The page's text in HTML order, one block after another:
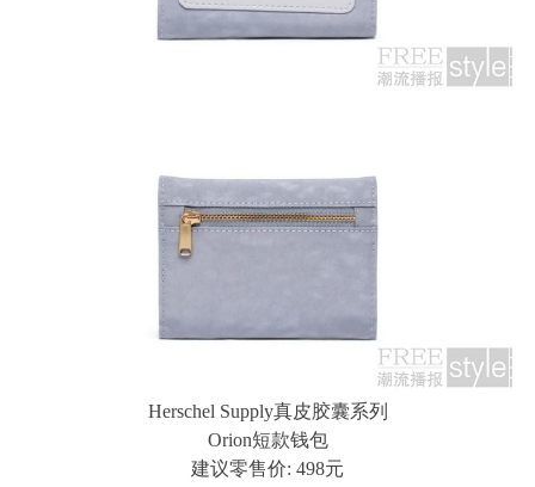
Herschel Supply真皮胶囊系列
Orion短款钱包
建议零售价: 498元